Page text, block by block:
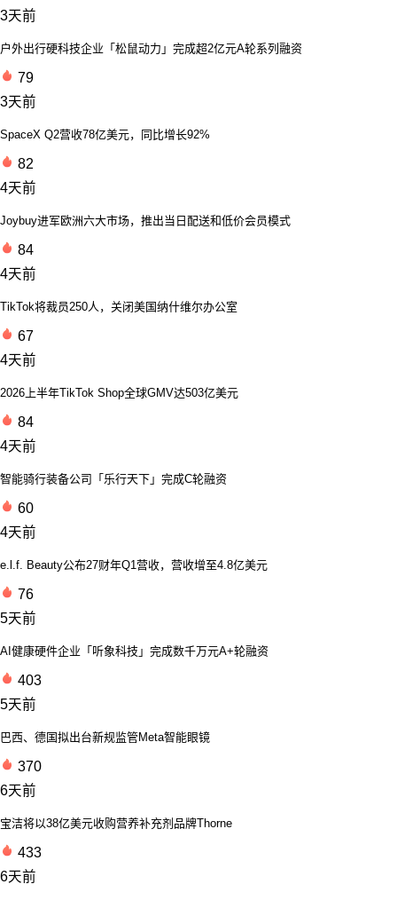
3天前
户外出行硬科技企业「松鼠动力」完成超2亿元A轮系列融资
79
3天前
SpaceX Q2营收78亿美元，同比增长92%
82
4天前
Joybuy进军欧洲六大市场，推出当日配送和低价会员模式
84
4天前
TikTok将裁员250人，关闭美国纳什维尔办公室
67
4天前
2026上半年TikTok Shop全球GMV达503亿美元
84
4天前
智能骑行装备公司「乐行天下」完成C轮融资
60
4天前
e.l.f. Beauty公布27财年Q1营收，营收增至4.8亿美元
76
5天前
AI健康硬件企业「听象科技」完成数千万元A+轮融资
403
5天前
巴西、德国拟出台新规监管Meta智能眼镜
370
6天前
宝洁将以38亿美元收购营养补充剂品牌Thorne
433
6天前